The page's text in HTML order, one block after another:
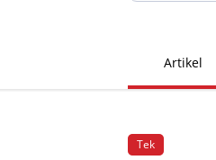
Artikel
Tek